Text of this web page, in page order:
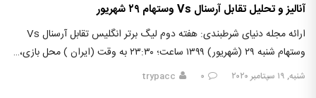
آنالیز و تحلیل تقابل آرسنال Vs وستهام ۲۹ شهریور
ارائه مجله دنیای شرطبندی: هفته دوم لیگ برتر انگلیس تقابل آرسنال Vs
وستهام شنبه ۲۹ (شهریور) ۱۳۹۹ ساعت؛ ۲۳:۳۰ به وقت (ایران ) محل بازی،…
شنبه, ۱۹ سپتامبر ۲۰۲۰ ۰ trypacc